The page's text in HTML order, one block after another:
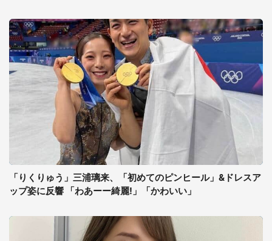
「りくりゅう」三浦璃来、「初めてのピンヒール」&ドレスア
ップ姿に反響 「わあーー綺麗!」「かわいい」